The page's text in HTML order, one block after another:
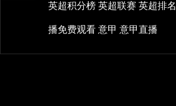
英超积分榜 英超联赛 英超排名
播免费观看 意甲 意甲直播